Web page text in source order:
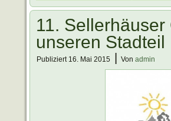
11.
unseren Stadteil
Publiziert 16. Mai 2015 Von admin